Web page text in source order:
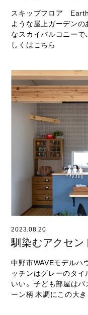
スキップフロア
ような屋上ガーデン
なスカイバルコニーで
しくはこちら
2023.08.20
馴染むアクセン
中野市WAVEモデルハ
ッチンはグレーのタイ
いい。 子ども部屋は
ーン柄 木調にこの大